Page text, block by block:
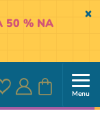
50 % NA
OblíbenéPřihlásit
Košík Menu